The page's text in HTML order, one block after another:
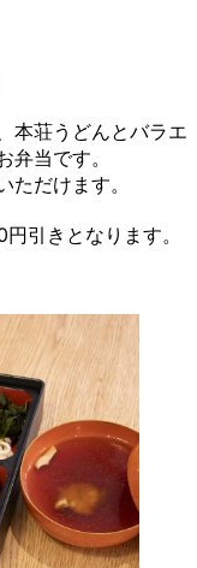
本荘うどんとバラエ
当です。
だけます。
引きとなります。